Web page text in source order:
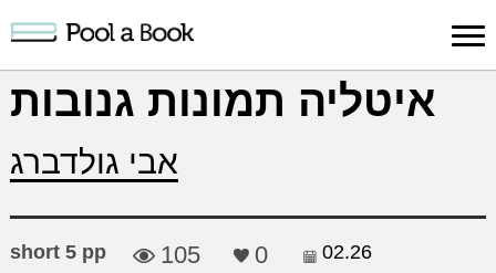
Sign in
Publish
Book
Book
איטליה תמונות גנובות
אבי גולדברג
short 5 pp 105 0 02.26